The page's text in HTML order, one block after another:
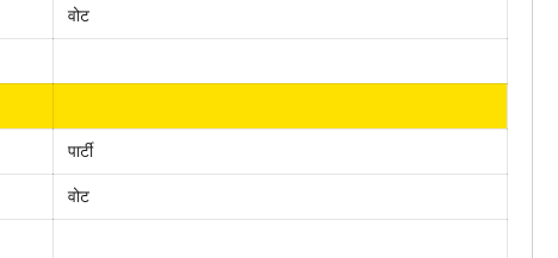
वोट
पार्टी
वोट